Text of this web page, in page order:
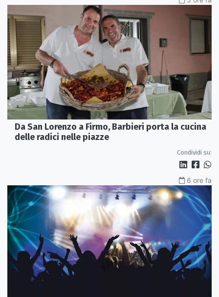
Da San Lorenzo a Firmo, Barbieri porta la cucina
delle radici nelle piazze
Condividi su:
6 ore fa